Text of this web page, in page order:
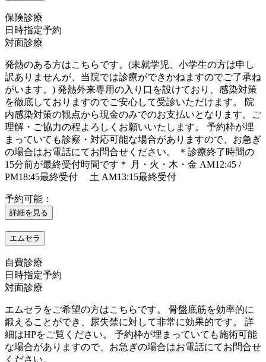
保険診療
日時指定予約
対面診療
発熱のある方はこちらです。(未就学児、小学生の方は申し
訳ありませんが、当院では診療ができかねますのでご了承ね
がいます。) 発熱外来専用の入り口を設けており、感染対策
を徹底しておりますのでご安心して受診いただけます。 院
内感染対策の観点から現金のみでのお支払いとなります。ご
理解・ご協力の程よろしくお願いいたします。 予約枠が埋
まっていても診察・対応可能な場合がありますので、お急ぎ
の場合はお電話にてお問合せください。 ＊診療終了時間の
15分前が最終受付時間です＊ 月・火・木・金 AM12:45 /
PM18:45最終受付 土 AM13:15最終受付
予約可能：
詳細を見る
エムセラ
自費診療
日時指定予約
対面診療
エムセラをご希望の方はこちらです。 骨盤底筋を効率的に
鍛えることができ、尿失禁に対して非常に効果的です。 詳
細はHPをご覧ください。 予約枠が埋まっていても施術可能
な場合がありますので、お急ぎの場合はお電話にてお問合せ
ください。